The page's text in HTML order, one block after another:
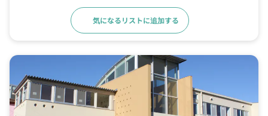
気になるリストに追加する